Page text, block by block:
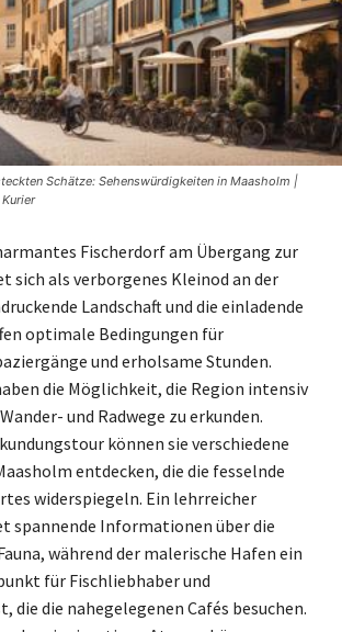
Schätze: Sehenswürdigkeiten in Maasholm |
Fischerdorf am Übergang zur
sich als verborgenes Kleinod an der
Landschaft und die einladende
optimale Bedingungen für
und erholsame Stunden.
die Möglichkeit, die Region intensiv
und Radwege zu erkunden.
können sie verschiedene
entdecken, die die fesselnde
widerspiegeln. Ein lehrreicher
spannende Informationen über die
während der malerische Hafen ein
für Fischliebhaber und
die die nahegelegenen Cafés besuchen.